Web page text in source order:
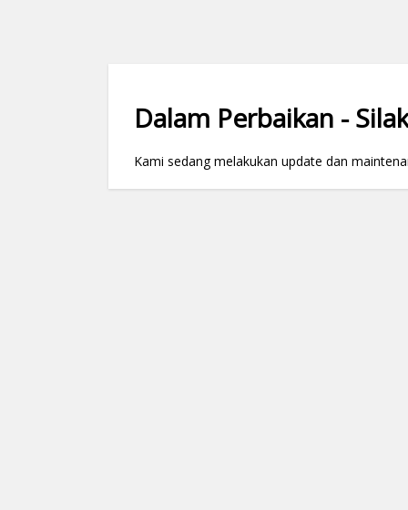
Dalam Perbaikan -
Kami sedang melakukan update dan